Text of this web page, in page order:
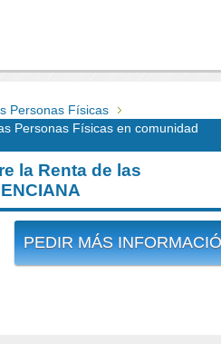
Personas Físicas
Personas Físicas en comunidad
la Renta de las
PEDIR MÁS